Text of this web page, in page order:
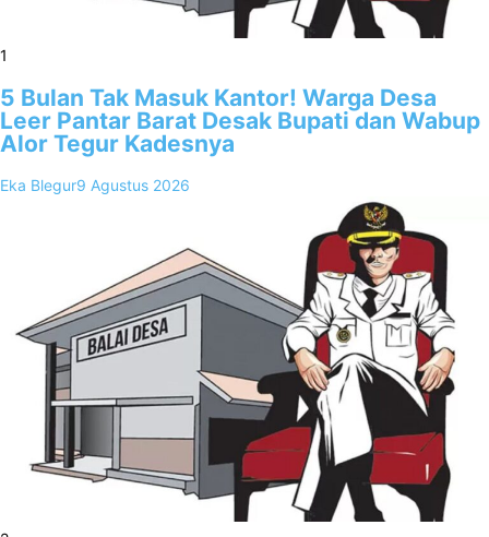
1
5 Bulan Tak Masuk Kantor! Warga Desa
Leer Pantar Barat Desak Bupati dan Wabup
Alor Tegur Kadesnya
Eka Blegur9 Agustus 2026